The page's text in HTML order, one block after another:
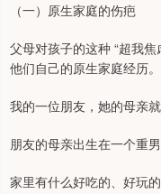
（一）原生家庭的伤疤
父母对孩子的这种 “超我
他们自己的原生家庭经历。
我的一位朋友，她的母亲
朋友的母亲出生在一个重
家里有什么好吃的、好玩